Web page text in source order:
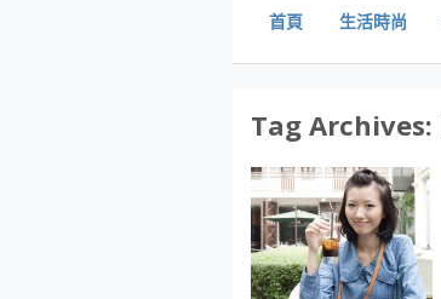
首頁 生活時尚
Tag Archives: